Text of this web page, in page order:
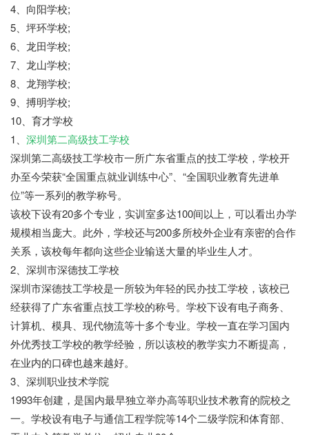
4、向阳学校;
5、坪环学校;
6、龙田学校;
7、龙山学校;
8、龙翔学校;
9、搏明学校;
10、育才学校
1、 深圳第二高级技工学校
深圳第二高级技工学校市一所广东省重点的技工学校，学校开
办至今荣获“全国重点就业训练中心”、“全国职业教育先进单
位”等一系列的教学称号。
该校下设有20多个专业，实训室多达100间以上，可以看出办学
规模相当庞大。此外，学校还与200多所校外企业有亲密的合作
关系，该校每年都向这些企业输送大量的毕业生人才。
2、深圳市深德技工学校
深圳市深德技工学校是一所较为年轻的民办技工学校，该校已
经获得了广东省重点技工学校的称号。学校下设有电子商务、
计算机、模具、现代物流等十多个专业。学校一直在学习国内
外优秀技工学校的教学经验，所以该校的教学实力不断提高，
在业内的口碑也越来越好。
3、深圳职业技术学院
1993年创建，是国内最早独立举办高等职业技术教育的院校之
一。学校设有电子与通信工程学院等14个二级学院和体育部、